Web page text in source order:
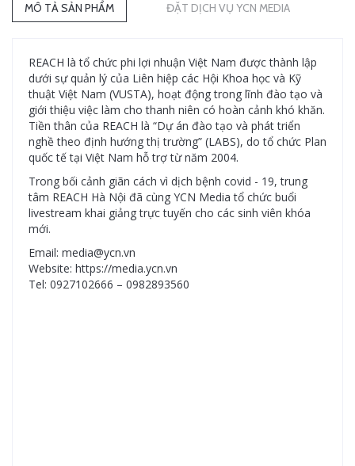
MÔ TẢ SẢN PHẨM ĐẶT DỊCH VỤ YCN MEDIA
REACH là tổ chức phi lợi nhuận Việt Nam được thành lập
dưới sự quản lý của Liên hiệp các Hội Khoa học và Kỹ
thuật Việt Nam (VUSTA), hoạt động trong lĩnh đào tạo và
giới thiệu việc làm cho thanh niên có hoàn cảnh khó khăn.
Tiền thân của REACH là “Dự án đào tạo và phát triển
nghề theo định hướng thị trường” (LABS), do tổ chức Plan
quốc tế tại Việt Nam hỗ trợ từ năm 2004.
Trong bối cảnh giãn cách vì dịch bệnh covid - 19, trung
tâm REACH Hà Nội đã cùng YCN Media tổ chức buổi
livestream khai giảng trực tuyến cho các sinh viên khóa
mới.
Email: media@ycn.vn
Website: https://media.ycn.vn
Tel: 0927102666 – 0982893560